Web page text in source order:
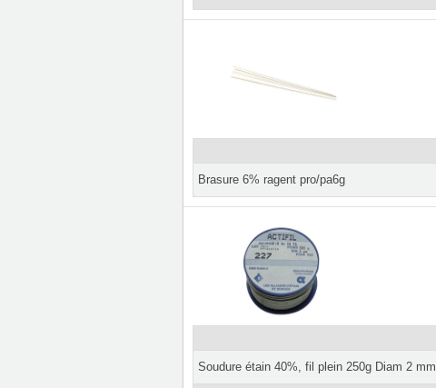
Brasure 6% ragent pro/pa6g
Soudure étain 40%, fil plein 250g Diam 2 mm